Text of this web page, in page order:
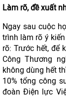
Làm rõ, đề xuất
Ngay sau cuộc
trình làm rõ ý
rõ: Trước hết, để
Công Thương
không dùng hết
10% tổng công
đoàn Điện lực